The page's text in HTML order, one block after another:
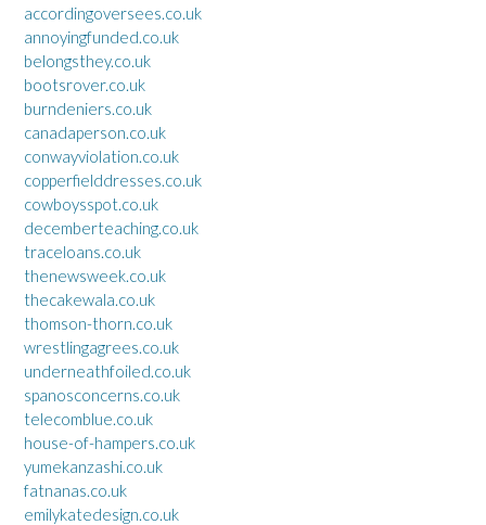
accordingoversees.co.uk
annoyingfunded.co.uk
belongsthey.co.uk
bootsrover.co.uk
burndeniers.co.uk
canadaperson.co.uk
conwayviolation.co.uk
copperfielddresses.co.uk
cowboysspot.co.uk
decemberteaching.co.uk
traceloans.co.uk
thenewsweek.co.uk
thecakewala.co.uk
thomson-thorn.co.uk
wrestlingagrees.co.uk
underneathfoiled.co.uk
spanosconcerns.co.uk
telecomblue.co.uk
house-of-hampers.co.uk
yumekanzashi.co.uk
fatnanas.co.uk
emilykatedesign.co.uk